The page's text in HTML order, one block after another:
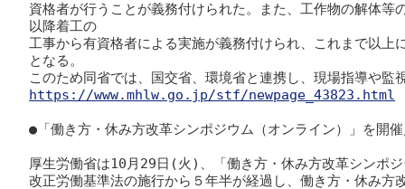
資格者が行うことが義務付けられた。また、工作物の解体等
以降着工の
工事から有資格者による実施が義務付けられ、これまで以上
となる。
https://www.mhlw.go.jp/stf/newpage_43823.html
●「働き方・休み方改革シンポジウム（オンライン）」を開
厚生労働省は10月29日(火)、「働き方・休み方改革シンポ
改正労働基準法の施行から５年半が経過し、働き方・休み方